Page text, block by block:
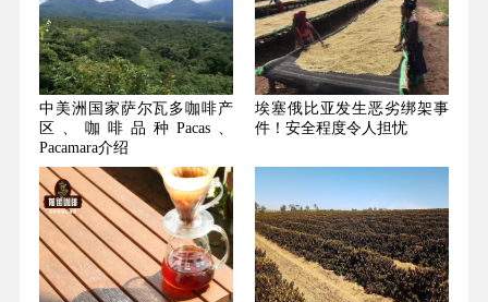
中美洲国家萨尔瓦多咖啡产
区、咖啡品种Pacas、
Pacamara介绍
埃塞俄比亚发生恶劣绑架事
件！安全程度令人担忧